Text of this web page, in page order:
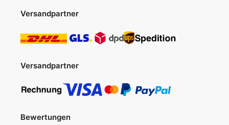
Versandpartner
Versandpartner
Bewertungen